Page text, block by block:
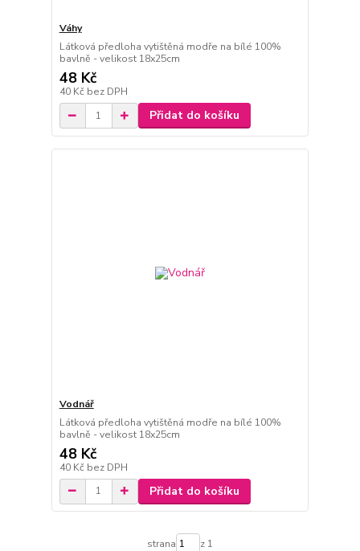
Váhy
Látková předloha vytištěná modře na bílé 100%
bavlně - velikost 18x25cm
48 Kč
40 Kč bez DPH
Přidat do košíku
Vodnář
Látková předloha vytištěná modře na bílé 100%
bavlně - velikost 18x25cm
48 Kč
40 Kč bez DPH
Přidat do košíku
strana z 1